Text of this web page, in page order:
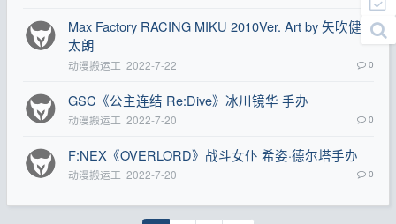
Max Factory RACING MIKU 2010Ver. Art by 矢吹健
太朗
动漫搬运工 2022-7-22 0
GSC《公主连结 Re:Dive》冰川镜华 手办
动漫搬运工 2022-7-20 0
F:NEX《OVERLORD》战斗女仆 希姿·德尔塔手办
动漫搬运工 2022-7-20 0